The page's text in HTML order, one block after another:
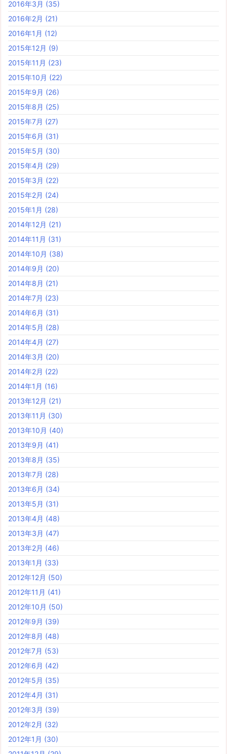
2016年3月 (35)
2016年2月 (21)
2016年1月 (12)
2015年12月 (9)
2015年11月 (23)
2015年10月 (22)
2015年9月 (26)
2015年8月 (25)
2015年7月 (27)
2015年6月 (31)
2015年5月 (30)
2015年4月 (29)
2015年3月 (22)
2015年2月 (24)
2015年1月 (28)
2014年12月 (21)
2014年11月 (31)
2014年10月 (38)
2014年9月 (20)
2014年8月 (21)
2014年7月 (23)
2014年6月 (31)
2014年5月 (28)
2014年4月 (27)
2014年3月 (20)
2014年2月 (22)
2014年1月 (16)
2013年12月 (21)
2013年11月 (30)
2013年10月 (40)
2013年9月 (41)
2013年8月 (35)
2013年7月 (28)
2013年6月 (34)
2013年5月 (31)
2013年4月 (48)
2013年3月 (47)
2013年2月 (46)
2013年1月 (33)
2012年12月 (50)
2012年11月 (41)
2012年10月 (50)
2012年9月 (39)
2012年8月 (48)
2012年7月 (53)
2012年6月 (42)
2012年5月 (35)
2012年4月 (31)
2012年3月 (39)
2012年2月 (32)
2012年1月 (30)